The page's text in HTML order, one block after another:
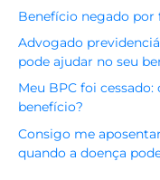
Benefício negado por
Advogado
pode ajudar no seu
Meu BPC foi
benefício?
Consigo me
quando a doença